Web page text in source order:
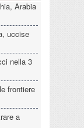
Arabia
uccise
nella 3
frontiere
a